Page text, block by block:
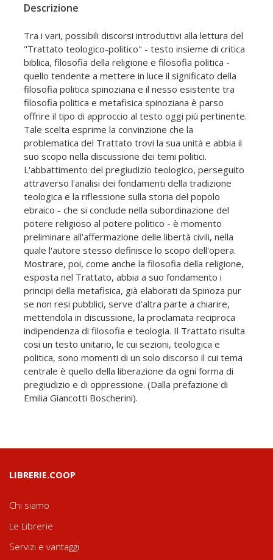
Descrizione
Tra i vari, possibili discorsi introduttivi alla lettura del
"Trattato teologico-politico" - testo insieme di critica
biblica, filosofia della religione e filosofia politica -
quello tendente a mettere in luce il significato della
filosofia politica spinoziana e il nesso esistente tra
filosofia politica e metafisica spinoziana è parso
offrire il tipo di approccio al testo oggi più pertinente.
Tale scelta esprime la convinzione che la
problematica del Trattato trovi la sua unità e abbia il
suo scopo nella discussione dei temi politici.
L'abbattimento del pregiudizio teologico, perseguito
attraverso l'analisi dei fondamenti della tradizione
teologica e la riflessione sulla storia del popolo
ebraico - che si conclude nella subordinazione del
potere religioso al potere politico - è momento
preliminare all'affermazione delle libertà civili, nella
quale l'autore stesso definisce lo scopo dell'opera.
Mostrare, poi, come anche la filosofia della religione,
esposta nel Trattato, abbia a suo fondamento i
principi della metafisica, già elaborati da Spinoza pur
se non resi pubblici, serve d'altra parte a chiarire,
mettendola in discussione, la proclamata reciproca
indipendenza di filosofia e teologia. Il Trattato risulta
cosi un testo unitario, le cui sezioni, teologica e
politica, sono momenti di un solo discorso il cui tema
centrale è quello della liberazione da ogni forma di
pregiudizio e di oppressione. (Dalla prefazione di
Emilia Giancotti Boscherini).
LIBRERIE.COOP
Chi siamo
Le Librerie
Servizi e vantaggi